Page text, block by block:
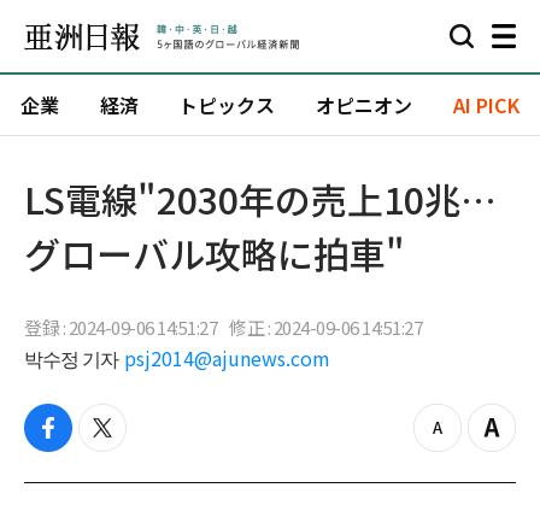
企業 経済 トピックス オピニオン AI PICK
LS電線"2030年の売上10兆…
グローバル攻略に拍車"
登録 : 2024-09-06 14:51:27 修正 : 2024-09-06 14:51:27
박수정 기자 psj2014@ajunews.com
f
c
t
i
z
o
Z
o